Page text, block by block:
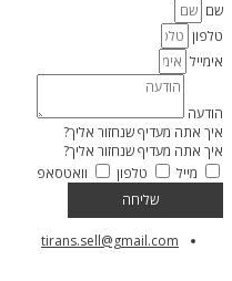
שם
טלפון
אימייל
הודעה
איך אתה מעדיף שנחזור אליך?
איך אתה מעדיף שנחזור אליך?
מייל
טלפון
וואטסאפ
שליחה
tirans.sell@gmail.com